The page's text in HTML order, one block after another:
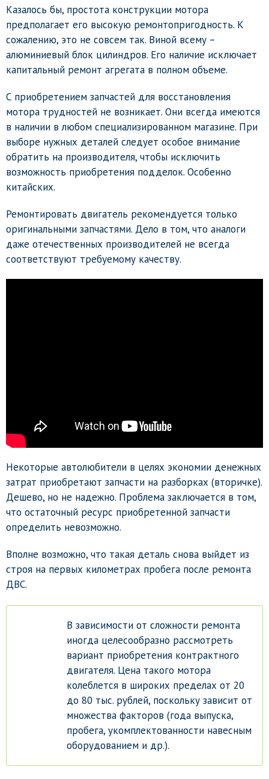
Казалось бы, простота конструкции мотора
предполагает его высокую ремонтопригодность. К
сожалению, это не совсем так. Виной всему –
алюминиевый блок цилиндров. Его наличие исключает
капитальный ремонт агрегата в полном объеме.
С приобретением запчастей для восстановления
мотора трудностей не возникает. Они всегда имеются
в наличии в любом специализированном магазине. При
выборе нужных деталей следует особое внимание
обратить на производителя, чтобы исключить
возможность приобретения подделок. Особенно
китайских.
Ремонтировать двигатель рекомендуется только
оригинальными запчастями. Дело в том, что аналоги
даже отечественных производителей не всегда
соответствуют требуемому качеству.
Некоторые автолюбители в целях экономии денежных
затрат приобретают запчасти на разборках (вторичке).
Дешево, но не надежно. Проблема заключается в том,
что остаточный ресурс приобретенной запчасти
определить невозможно.
Вполне возможно, что такая деталь снова выйдет из
строя на первых километрах пробега после ремонта
ДВС.
В зависимости от сложности ремонта
иногда целесообразно рассмотреть
вариант приобретения контрактного
двигателя. Цена такого мотора
колеблется в широких пределах от 20
до 80 тыс. рублей, поскольку зависит от
множества факторов (года выпуска,
пробега, укомплектованности навесным
оборудованием и др.).